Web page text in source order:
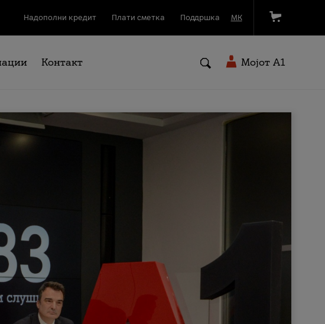
Надополни кредит Плати сметка Поддршка МК
Контакт Мојот A1